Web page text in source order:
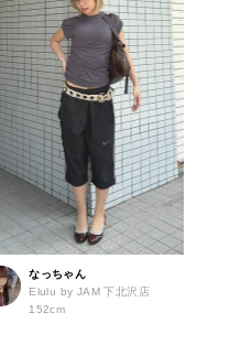
なっちゃん
Elulu by JAM 下北沢店
152cm